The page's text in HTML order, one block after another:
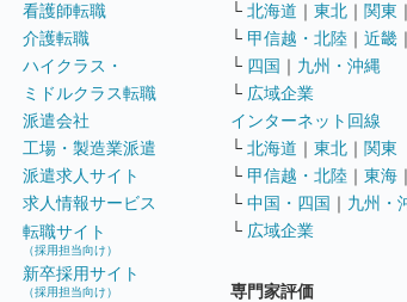
看護師転職
介護転職
ハイクラス・
ミドルクラス転職
派遣会社
工場・製造業派遣
派遣求人サイト
求人情報サービス
転職サイト
（採用担当向け）
新卒採用サイト
（採用担当向け）
└ 北海道 ｜ 東北 ｜ 関東 ｜
└ 甲信越・北陸 ｜ 近畿 ｜
└ 四国 ｜ 九州・沖縄
└ 広域企業
インターネット回線
└ 北海道 ｜ 東北 ｜ 関東
└ 甲信越・北陸 ｜ 東海 ｜
└ 中国・四国 ｜ 九州・
└ 広域企業
専門家評価